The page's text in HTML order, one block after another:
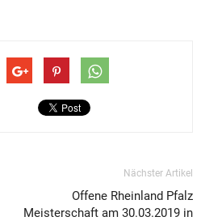
Nächster Artikel
Offene Rheinland Pfalz
Meisterschaft am 30.03.2019 in